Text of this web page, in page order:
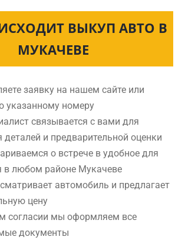
ВЫКУП АВТО В
МУКАЧЕВЕ
заявку на нашем сайте или
указанному номеру
связывается с вами для
деталей и предварительной оценки
о встрече в удобное для
в любом районе Мукачеве
автомобиль и предлагает
цену
согласии мы оформляем все
документы